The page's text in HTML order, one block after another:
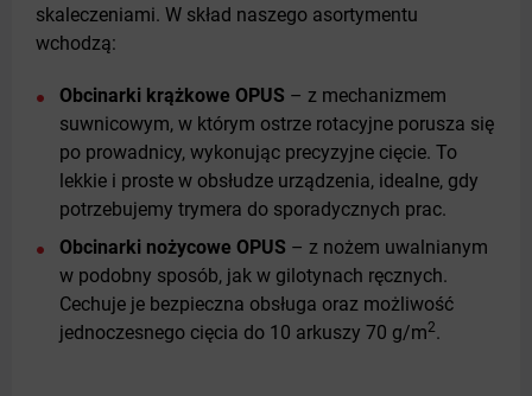
skaleczeniami. W skład naszego asortymentu
wchodzą:
Obcinarki krążkowe OPUS – z mechanizmem
suwnicowym, w którym ostrze rotacyjne porusza się
po prowadnicy, wykonując precyzyjne cięcie. To
lekkie i proste w obsłudze urządzenia, idealne, gdy
potrzebujemy trymera do sporadycznych prac.
Obcinarki nożycowe OPUS – z nożem uwalnianym
w podobny sposób, jak w gilotynach ręcznych.
Cechuje je bezpieczna obsługa oraz możliwość
jednoczesnego cięcia do 10 arkuszy 70 g/m2.